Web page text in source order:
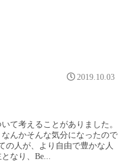
2019.10.03
て考えることがありました。
んかそんな気分になったので
の人が、より自由で豊かな人
なり、Be...